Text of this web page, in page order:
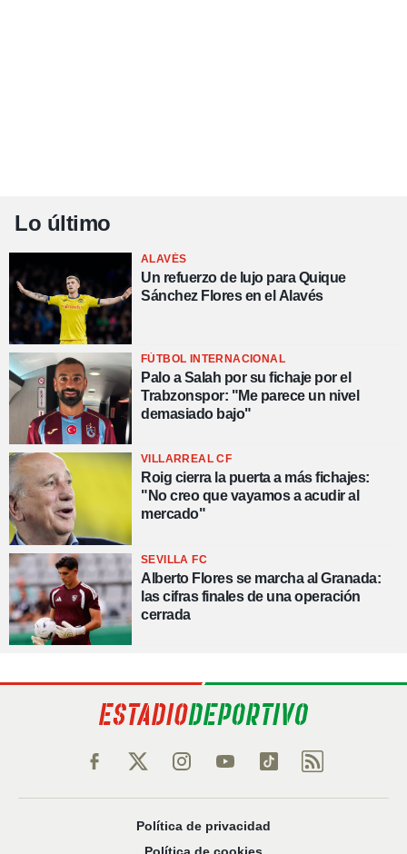
Lo último
ALAVÉS
Un refuerzo de lujo para Quique
Sánchez Flores en el Alavés
FÚTBOL INTERNACIONAL
Palo a Salah por su fichaje por el
Trabzonspor: "Me parece un nivel
demasiado bajo"
VILLARREAL CF
Roig cierra la puerta a más fichajes:
"No creo que vayamos a acudir al
mercado"
SEVILLA FC
Alberto Flores se marcha al Granada:
las cifras finales de una operación
cerrada
Política de privacidad